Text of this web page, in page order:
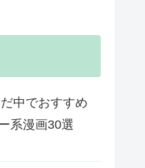
中でおすすめ
系漫画30選